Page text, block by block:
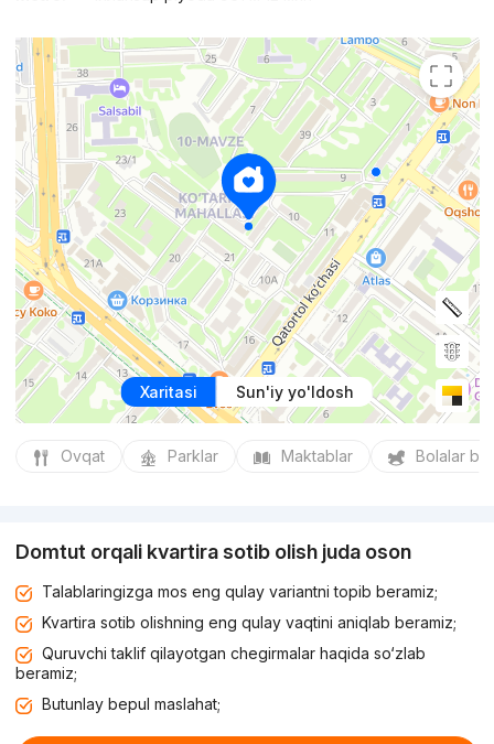
Xaritasi Sun'iy yo'ldosh
Ovqat Parklar Maktablar Bolalar
Domtut orqali kvartira sotib olish juda oson
Talablaringizga mos eng qulay variantni topib beramiz;
Kvartira sotib olishning eng qulay vaqtini aniqlab beramiz;
Quruvchi taklif qilayotgan chegirmalar haqida so‘zlab
beramiz;
Butunlay bepul maslahat;